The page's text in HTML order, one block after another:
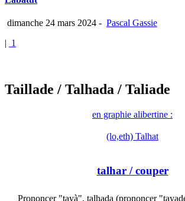
dimanche 24 mars 2024 - Pascal Gassie
| 1
Taillade / Talhada / Taliade
en graphie alibertine :
(lo,eth) Talhat
talhar/ couper
Prononcer "tayà". talhada (prononcer